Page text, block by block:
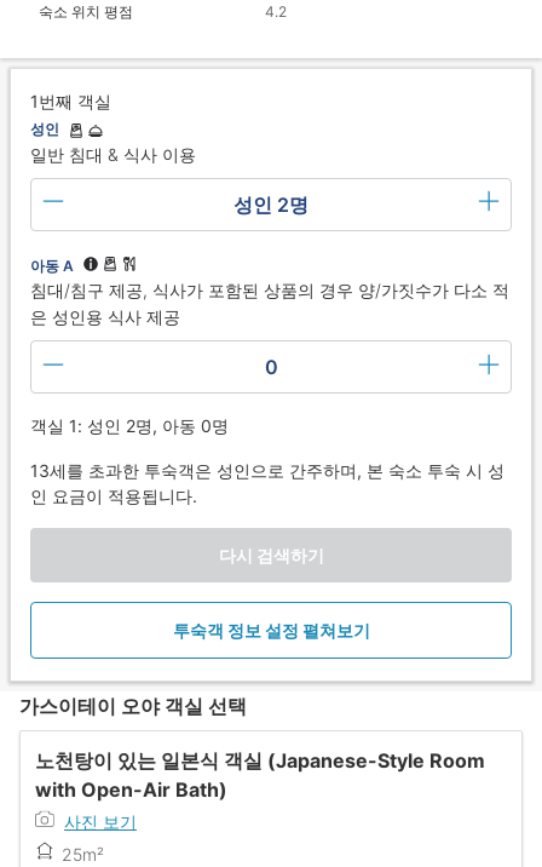
숙소 위치 평점 4.2
1번째 객실
성인
일반 침대 & 식사 이용
성인 2명
아동 A
침대/침구 제공, 식사가 포함된 상품의 경우 양/가짓수가 다소 적
은 성인용 식사 제공
0
객실 1: 성인 2명, 아동 0명
13세를 초과한 투숙객은 성인으로 간주하며, 본 숙소 투숙 시 성
인 요금이 적용됩니다.
다시 검색하기
투숙객 정보 설정 펼쳐보기
가스이테이 오야 객실 선택
노천탕이 있는 일본식 객실 (Japanese-Style Room
with Open-Air Bath)
사진 보기
25m²